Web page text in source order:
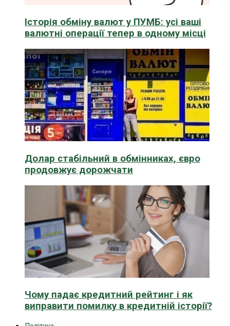
Історія обміну валют у ПУМБ: усі ваші
валютні операції тепер в одному місці
Долар стабільний в обмінниках, євро
продовжує дорожчати
Чому падає кредитний рейтинг і як
виправити помилку в кредитній історії?